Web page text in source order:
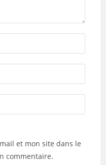
et mon site dans le
commentaire.